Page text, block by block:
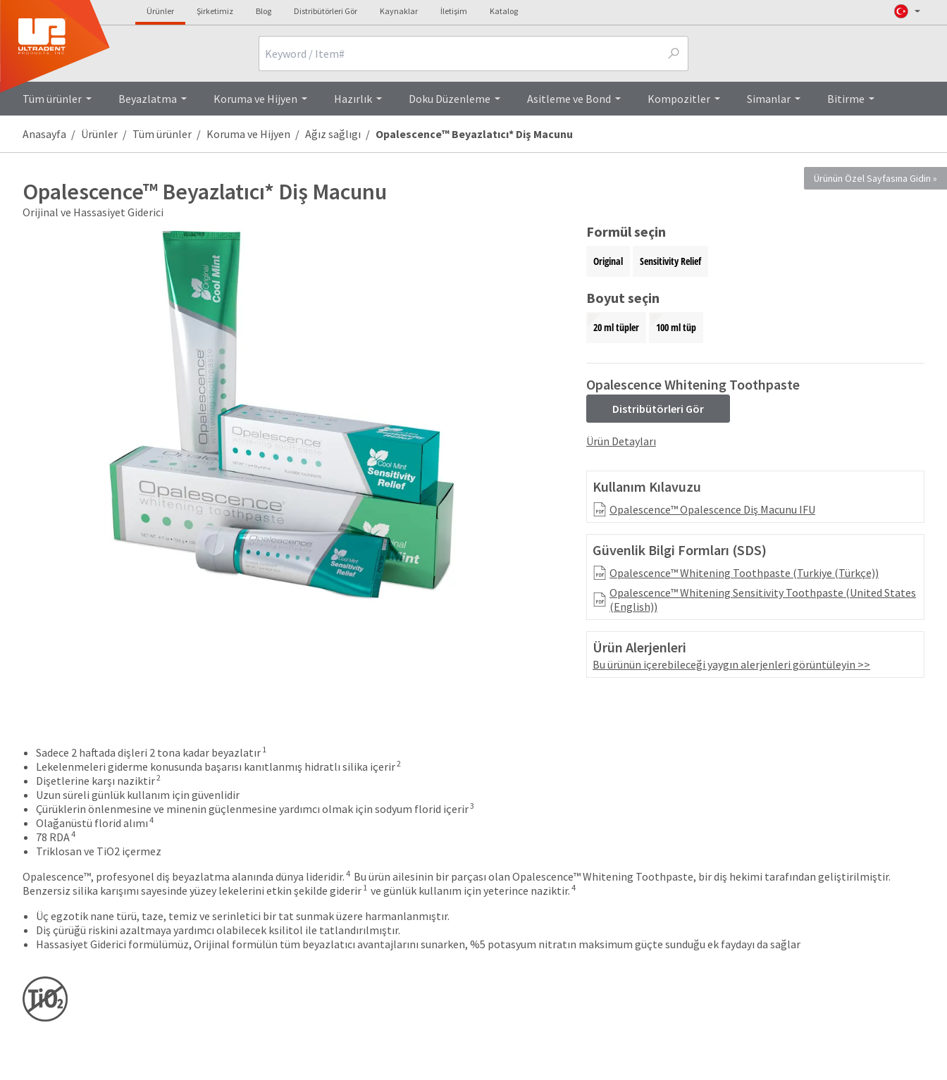
Ürünler Şirketimiz Blog Distribütörleri Gör Kaynaklar İletişim Katalog
Tüm ürünler Beyazlatma Koruma ve Hijyen Hazırlık Doku Düzenleme Asitleme ve Bond Kompozitler Simanlar Bitirme
Anasayfa Ürünler Tüm ürünler Koruma ve Hijyen Ağız sağlıgı Opalescence™ Beyazlatıcı* Diş Macunu
Ürünün Özel Sayfasına Gidin
Opalescence™ Beyazlatıcı* Diş Macunu
Orijinal ve Hassasiyet Giderici
Formül seçin
Original Sensitivity Relief
Boyut seçin
20 ml tüpler 100 ml tüp
Opalescence Whitening Toothpaste
Distribütörleri Gör
Ürün Detayları
Kullanım Kılavuzu
Opalescence™ Opalescence Diş Macunu IFU
Güvenlik Bilgi Formları (SDS)
Opalescence™ Whitening Toothpaste (Turkiye (Türkçe))
Opalescence™ Whitening Sensitivity Toothpaste (United States
(English))
Ürün Alerjenleri
Bu ürünün içerebileceği yaygın alerjenleri görüntüleyin >>
Sadece 2 haftada dişleri 2 tona kadar beyazlatır 1
Lekelenmeleri giderme konusunda başarısı kanıtlanmış hidratlı silika içerir2
Dişetlerine karşı naziktir2
Uzun süreli günlük kullanım için güvenlidir
Çürüklerin önlenmesine ve minenin güçlenmesine yardımcı olmak için sodyum florid içerir3
Olağanüstü florid alımı 4
78 RDA4
Triklosan ve TiO2 içermez
Opalescence™, profesyonel diş beyazlatma alanında dünya lideridir. 4 Bu ürün ailesinin bir parçası olan Opalescence™ Whitening Toothpaste, bir diş hekimi tarafından geliştirilmiştir.
Benzersiz silika karışımı sayesinde yüzey lekelerini etkin şekilde giderir 1 ve günlük kullanım için yeterince naziktir. 4
Üç egzotik nane türü, taze, temiz ve serinletici bir tat sunmak üzere harmanlanmıştır.
Diş çürüğü riskini azaltmaya yardımcı olabilecek ksilitol ile tatlandırılmıştır.
Hassasiyet Giderici formülümüz, Orijinal formülün tüm beyazlatıcı avantajlarını sunarken, %5 potasyum nitratın maksimum güçte sunduğu ek faydayı da sağlar